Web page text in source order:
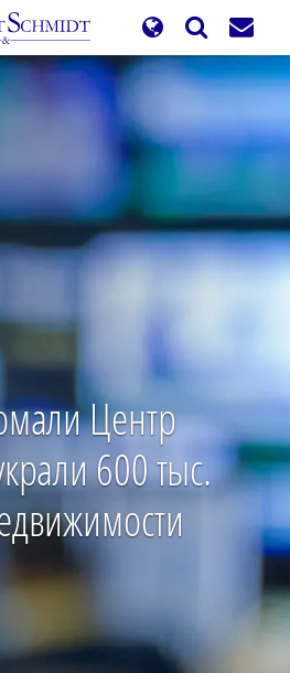
Центр
600 тыс.